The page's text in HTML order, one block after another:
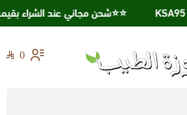
⭐️⭐️شحن مجاني عند الشراء بقيمة 250 ريال ⭐️⭐️
0